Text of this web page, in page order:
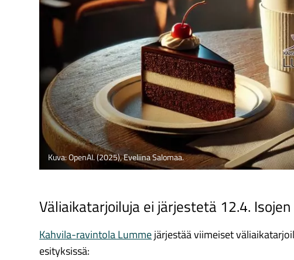
Kuva: OpenAI. (2025), Eveliina Salomaa.
Väliaikatarjoiluja ei järjestetä 12.4.
Kahvila-ravintola Lummejärjestää viimeiset
esityksissä: